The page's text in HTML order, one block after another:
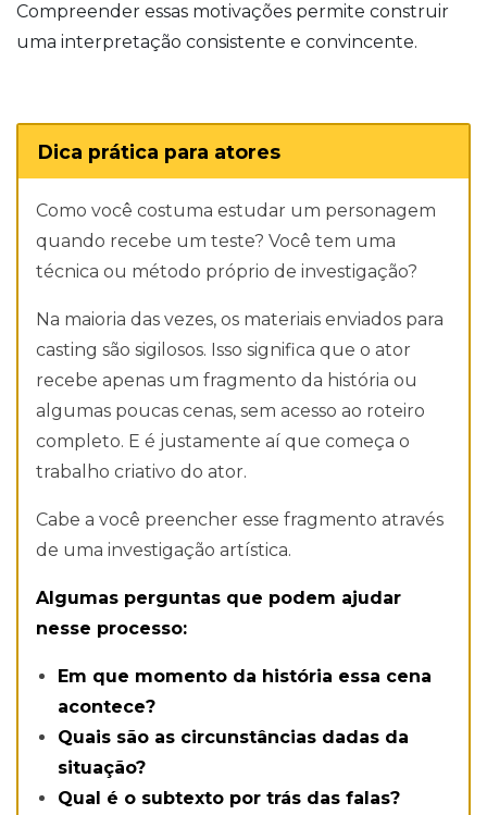
Compreender essas motivações permite construir
uma interpretação consistente e convincente.
Dica prática para atores
Como você costuma estudar um personagem
quando recebe um teste? Você tem uma
técnica ou método próprio de investigação?
Na maioria das vezes, os materiais enviados para
casting são sigilosos. Isso significa que o ator
recebe apenas um fragmento da história ou
algumas poucas cenas, sem acesso ao roteiro
completo. E é justamente aí que começa o
trabalho criativo do ator.
Cabe a você preencher esse fragmento através
de uma investigação artística.
Algumas perguntas que podem ajudar
nesse processo:
Em que momento da história essa cena
acontece?
Quais são as circunstâncias dadas da
situação?
Qual é o subtexto por trás das falas?